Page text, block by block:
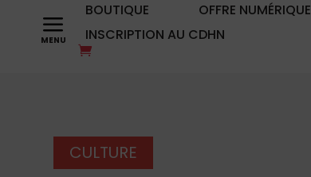
a BOUTIQUE OFFRE NUMÉRIQUE
INSCRIPTION AU CDHN
CULTURE